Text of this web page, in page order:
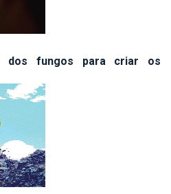
dos fungos para criar os